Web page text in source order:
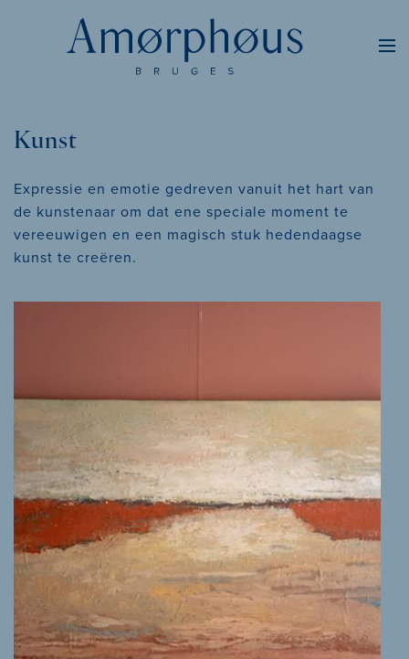
Kunst
Expressie en emotie gedreven vanuit het hart van
de kunstenaar om dat ene speciale moment te
vereeuwigen en een magisch stuk hedendaagse
kunst te creëren.